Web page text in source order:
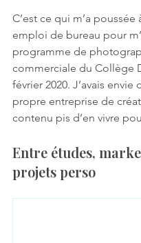
C’est ce qui m’a
emploi de bureau pour
programme de
commerciale du Collège
février 2020. J’avais envie
propre entreprise de
contenu pis d’en vivre
Entre études,
projets perso